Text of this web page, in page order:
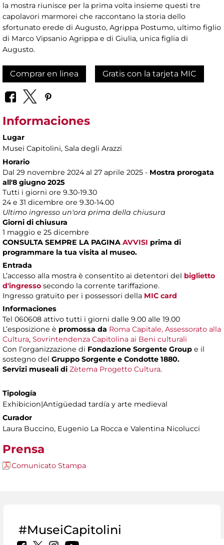
la mostra riunisce per la prima volta insieme questi tre
capolavori marmorei che raccontano la storia dello
sfortunato erede di Augusto, Agrippa Postumo, ultimo figlio
di Marco Vipsanio Agrippa e di Giulia, unica figlia di
Augusto.
Comprar en linea Gratis con la tarjeta MIC
Informaciones
Lugar
Musei Capitolini, Sala degli Arazzi
Horario
Dal 29 novembre 2024 al 27 aprile 2025 - Mostra prorogata
all'8 giugno 2025
Tutti i giorni ore 9.30-19.30
24 e 31 dicembre ore 9.30-14.00
Ultimo ingresso un'ora prima della chiusura
Giorni di chiusura
1 maggio e 25 dicembre
CONSULTA SEMPRE LA PAGINA AVVISI prima di
programmare la tua visita al museo.
Entrada
L’accesso alla mostra è consentito ai detentori del biglietto
d'ingresso secondo la corrente tariffazione.
Ingresso gratuito per i possessori della MIC card
Informaciones
Tel 060608 attivo tutti i giorni dalle 9.00 alle 19.00
L’esposizione è promossa da Roma Capitale, Assessorato alla
Cultura, Sovrintendenza Capitolina ai Beni culturali
Con l’organizzazione di Fondazione Sorgente Group e il
sostegno del Gruppo Sorgente e Condotte 1880.
Servizi museali di Zètema Progetto Cultura.
Tipología
Exhibicion|Antigüedad tardía y arte medieval
Curador
Laura Buccino, Eugenio La Rocca e Valentina Nicolucci
Prensa
Comunicato Stampa
#MuseiCapitolini